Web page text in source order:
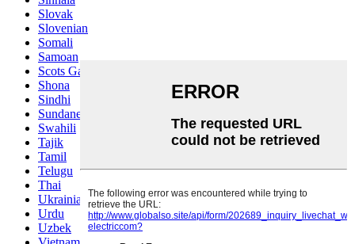
Slovak
Slovenian
Somali
Samoan
Scots Gaelic
Shona
Sindhi
Sundanese
Swahili
Tajik
Tamil
Telugu
Thai
Ukrainian
Urdu
Uzbek